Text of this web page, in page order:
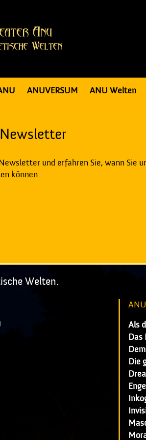
ANUVERSUM ANU Welten
und erfahren Sie, wann Sie
können.
Welten.
Als
Das
Die